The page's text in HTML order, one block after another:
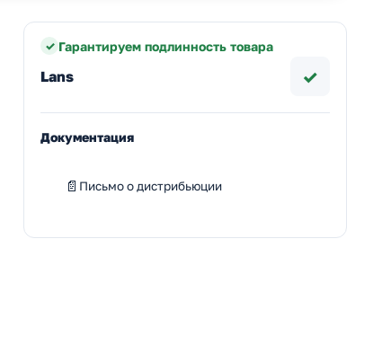
Гарантируем подлинность товара
Lans ✓
Документация
Письмо о дистрибьюции